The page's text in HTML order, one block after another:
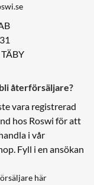
återförsäljare?
vara registrerad
hos Roswi för att
i vår
Fyll i en ansökan
här